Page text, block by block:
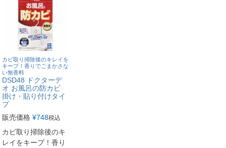
カビ取り掃除後のキレイを
キープ！香りでごまかさな
い無香料
DSD48 ドクターデ
オ お風呂の防カビ
掛け・貼り付けタイ
プ
販売価格 ¥748税込
カビ取り掃除後のキ
レイをキープ！香り